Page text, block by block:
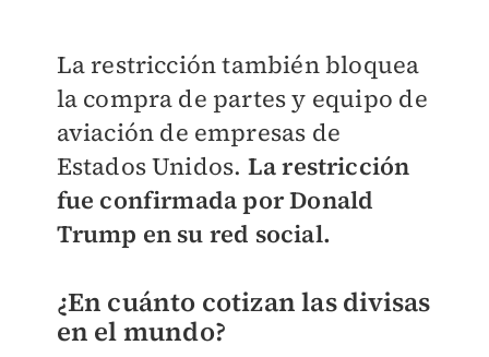
La restricción también bloquea
la compra de partes y equipo de
aviación de empresas de
Estados Unidos. La restricción
fue confirmada por Donald
Trump en su red social.
¿En cuánto cotizan las divisas
en el mundo?